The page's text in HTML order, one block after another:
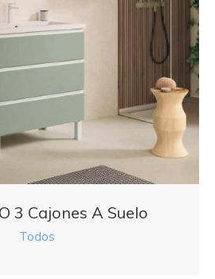
3 Cajones A Suelo
Todos